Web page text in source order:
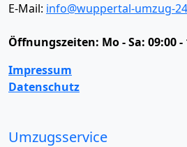
E-Mail: info@wuppertal-umzug-
Öffnungszeiten: Mo - Sa: 09:00
Impressum
Datenschutz
Umzugsservice